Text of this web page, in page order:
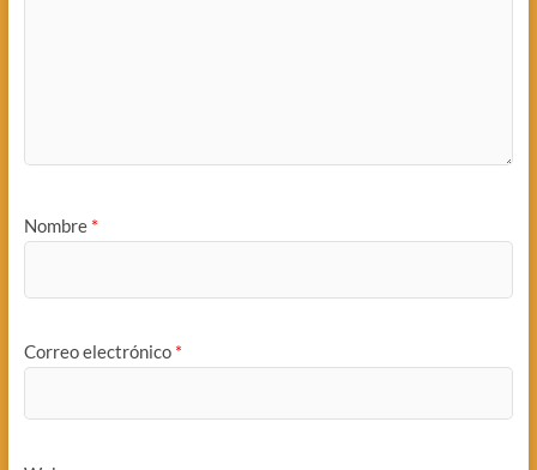
Nombre *
Correo electrónico *